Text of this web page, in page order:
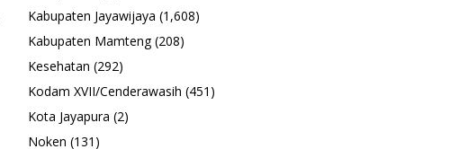
Kabupaten Jayawijaya (1,608)
Kabupaten Mamteng(208)
Kesehatan (292)
Kodam XVII/Cenderawasih (451)
Kota Jayapura (2)
Noken (131)